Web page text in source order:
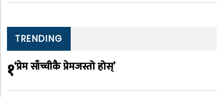
TRENDING
१‘प्रेम साँच्चीकै प्रेमजस्तो होस्’